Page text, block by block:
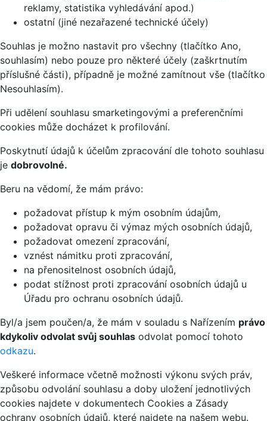
reklamy, statistika vyhledávání apod.)
ostatní (jiné nezařazené technické účely)
Souhlas je možno nastavit pro všechny (tlačítko Ano,
souhlasím) nebo pouze pro některé účely (zaškrtnutím
příslušné části), případně je možné zamítnout vše (tlačítko
Nesouhlasím).
Při udělení souhlasu smarketingovými a preferenčními
cookies může docházet k profilování.
Poskytnutí údajů k účelům zpracování dle tohoto souhlasu
je dobrovolné.
Beru na vědomí, že mám právo:
požadovat přístup k mým osobním údajům,
požadovat opravu či výmaz mých osobních údajů,
požadovat omezení zpracování,
vznést námitku proti zpracování,
na přenositelnost osobních údajů,
podat stížnost proti zpracování osobních údajů u
Úřadu pro ochranu osobních údajů.
Byl/a jsem poučen/a, že mám v souladu s Nařízením právo
kdykoliv odvolat svůj souhlas odvolat pomocí tohoto
odkazu.
Veškeré informace včetně možnosti výkonu svých práv,
způsobu odvolání souhlasu a doby uložení jednotlivých
cookies najdete v dokumentech Cookies a Zásady
ochrany osobních údajů, které najdete na našem webu.